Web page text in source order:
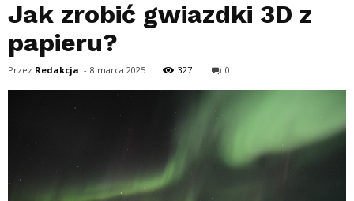
Jak zrobić gwiazdki 3D z
papieru?
Przez Redakcja - 8 marca 2025 327 0